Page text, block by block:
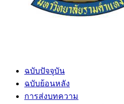
ฉบับปัจจุบัน
ฉบับย้อนหลัง
การส่งบทความ